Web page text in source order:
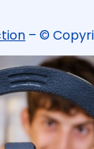
– ©